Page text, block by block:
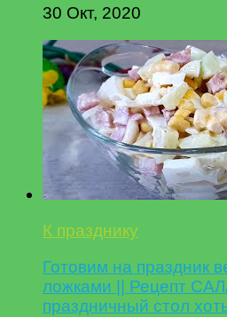
30 Окт, 2020
К празднику
Готовим на праздник
ложками || Рецепт
праздничный стол